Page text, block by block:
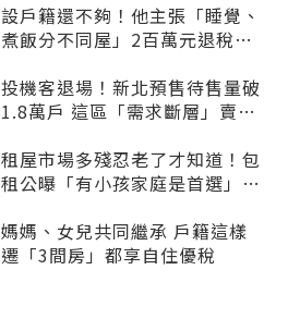
設戶籍還不夠！他主張「睡覺、
煮飯分不同屋」2百萬元退稅照
投機客退場！新北預售待售量破
1.8萬戶 這區「需求斷層」賣壓
租屋市場多殘忍老了才知道！包
租公曝「有小孩家庭是首選」：
媽媽、女兒共同繼承 戶籍這樣
遷「3間房」都享自住優稅